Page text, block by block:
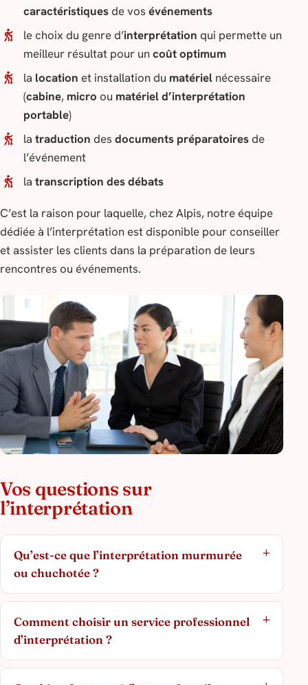
caractéristiquesde vos événements
le choix du genre d’interprétation qui permette un
meilleur résultat pour uncoût optimum
la location et installation du matérielnécessaire
(cabine, micro ou matériel d’interprétation
portable)
la traduction des documents préparatoiresde
l’événement
la transcription des débats
C’est la raison pour laquelle, chez Alpis, notre équipe
dédiée à l’interprétation est disponible pour conseiller
et assister les clients dans la préparation de leurs
rencontres ou événements.
Vos questions sur
l’interprétation
Qu’est-ce que l’interprétation murmurée
ou chuchotée ?
Comment choisir un service professionnel
d’interprétation ?